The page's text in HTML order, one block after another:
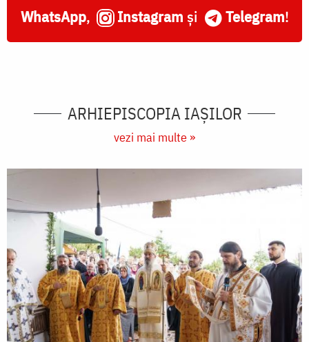
WhatsApp, Instagram și Telegram!
ARHIEPISCOPIA IAŞILOR
vezi mai multe »